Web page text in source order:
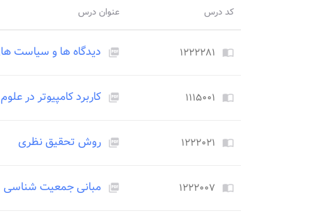
کد درس عنوان درس
import_contacts ۱۲۲۲۲۸۱ picture_as_pdf دیدگاه ها و سیاست
import_contacts ۱۱۱۵۰۰۱ picture_as_pdf کاربرد کامپیوتر در
import_contacts ۱۲۲۲۰۲۱ picture_as_pdf روش تحقیق نظری
import_contacts ۱۲۲۲۰۰۷ picture_as_pdf مبانی جمعیت شناسی